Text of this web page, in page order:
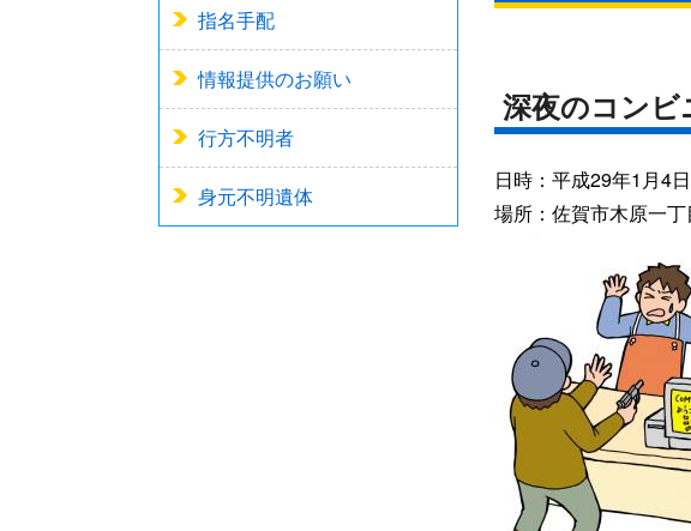
指名手配
情報提供のお願い
行方不明者
身元不明遺体
深夜のコンビ
日時：平成29年1月4
場所：佐賀市木原一